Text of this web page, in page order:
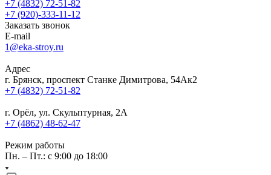
+7 (4832) 72-51-82
+7 (920)-333-11-12
Заказать звонок
E-mail
1@eka-stroy.ru
Адрес
г. Брянск, проспект Станке Димитрова, 54Ак2
+7 (4832) 72-51-82
г. Орёл, ул. Скульптурная, 2А
+7 (4862) 48-62-47
Режим работы
Пн. – Пт.: с 9:00 до 18:00